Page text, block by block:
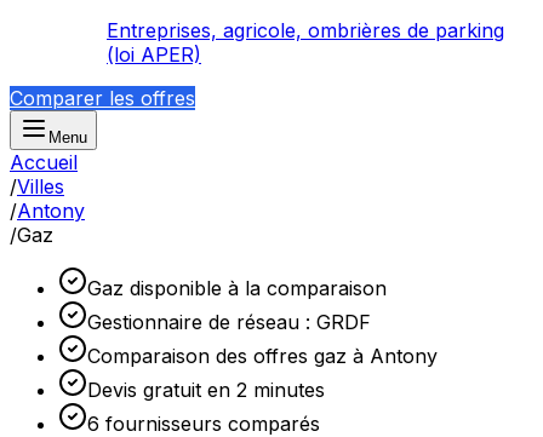
Entreprises, agricole, ombrières de parking
(loi APER)
Comparer les offres
Menu
Accueil
/Villes
/Antony
/Gaz
Gaz disponible à la comparaison
Gestionnaire de réseau : GRDF
Comparaison des offres gaz à Antony
Devis gratuit en 2 minutes
6 fournisseurs comparés